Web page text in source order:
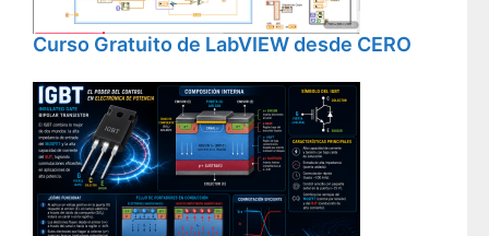
Curso Gratuito de LabVIEW desde CERO